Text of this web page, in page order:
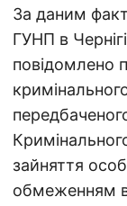
За даним
ГУНП в
повідомлено
зайняття
обмеженням